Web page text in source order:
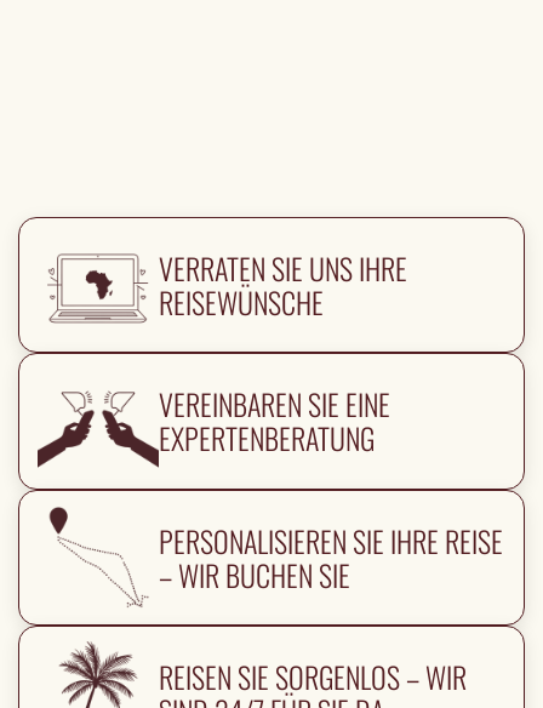
VERRATEN SIE UNS IHRE
REISEWÜNSCHE
VEREINBAREN SIE EINE
EXPERTENBERATUNG
PERSONALISIEREN SIE IHRE REISE
– WIR BUCHEN SIE
REISEN SIE SORGENLOS – WIR